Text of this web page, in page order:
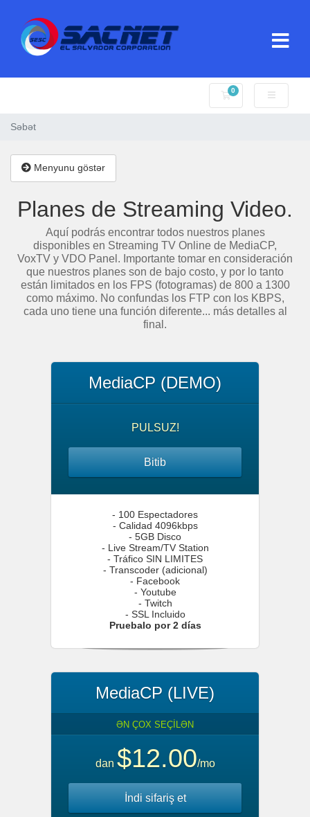
0
Səbət
Səbət
Menyunu göstər
Planes de Streaming Video.
Aquí podrás encontrar todos nuestros planes
disponibles en Streaming TV Online de MediaCP,
VoxTV y VDO Panel. Importante tomar en consideración
que nuestros planes son de bajo costo, y por lo tanto
están limitados en los FPS (fotogramas) de 800 a 1300
como máximo. No confundas los FTP con los KBPS,
cada uno tiene una función diferente... más detalles al
final.
MediaCP (DEMO)
PULSUZ!
Bitib
- 100 Espectadores
- Calidad 4096kbps
- 5GB Disco
- Live Stream/TV Station
- Tráfico SIN LIMITES
- Transcoder (adicional)
- Facebook
- Youtube
- Twitch
- SSL Incluido
Pruebalo por 2 días
MediaCP (LIVE)
ƏN ÇOX SEÇİLƏN
dan $12.00/mo
İndi sifariş et